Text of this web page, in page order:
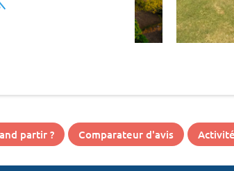
partir ? Comparateur d'avis